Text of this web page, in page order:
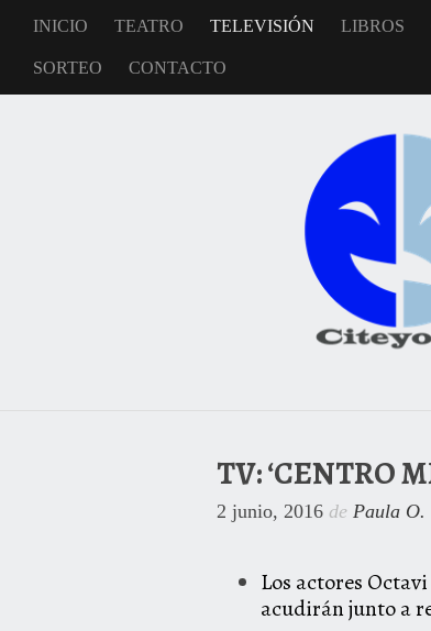
INICIO TEATRO TELEVISIÓN LIBROS
SORTEO CONTACTO
TV: ‘CENTRO
2 junio, 2016 de Paula O.
Los actores
acudirán junto a